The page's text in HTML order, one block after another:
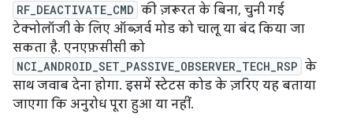
RF_DEACTIVATE_CMD की ज़रूरत के बिना, चुनी गई
टेक्नोलॉजी के लिए ऑब्ज़र्व मोड को चालू या बंद किया जा
सकता है. एनएफ़सीसी को
NCI_ANDROID_SET_PASSIVE_OBSERVER_TECH_RSP के
साथ जवाब देना होगा. इसमें स्टेटस कोड के ज़रिए यह बताया
जाएगा कि अनुरोध पूरा हुआ या नहीं.